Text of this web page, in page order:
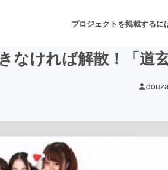
プロジェクトを掲載するに
音楽
なければ解散！「道